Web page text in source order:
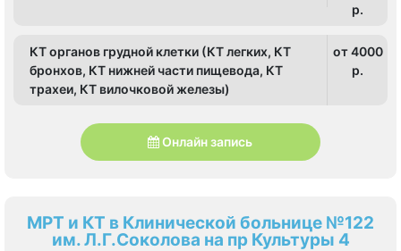
p.
КТ органов грудной клетки (КТ легких, КТ
бронхов, КТ нижней части пищевода, КТ
трахеи, КТ вилочковой железы)
от 4000
p.
Онлайн запись
МРТ и КТ в Клинической больнице №122
им. Л.Г.Соколова на пр Культуры 4